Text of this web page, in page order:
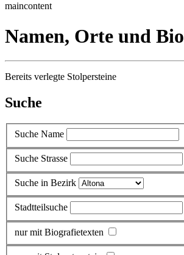
maincontent
Namen, Orte und
Bereits verlegte Stolpersteine
Suche
Suche Name
Suche Strasse
Suche in Bezirk
Stadtteilsuche
nur mit Biografietexten